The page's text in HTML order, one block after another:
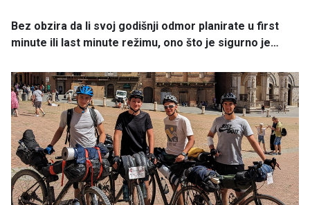
Bez obzira da li svoj godišnji odmor planirate u first
minute ili last minute režimu, ono što je sigurno je…